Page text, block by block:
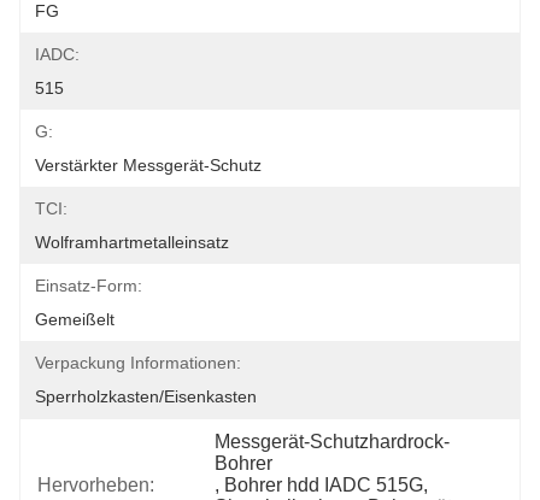
FG
IADC:
515
G:
Verstärkter Messgerät-Schutz
TCI:
Wolframhartmetalleinsatz
Einsatz-Form:
Gemeißelt
Verpackung Informationen:
Sperrholzkasten/Eisenkasten
Hervorheben:
Messgerät-Schutzhardrock-
Bohrer
, Bohrer hdd IADC 515G,